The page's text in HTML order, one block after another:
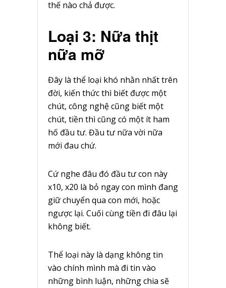
thế nào chả được.
Loại 3: Nữa thịt
nữa mỡ
Đây là thể loại khó nhằn nhất trên
đời, kiến thức thì biết được một
chút, công nghệ cũng biết một
chút, tiền thì cũng có một ít ham
hố đầu tư. Đầu tư nữa vời nữa
mới đau chứ.
Cứ nghe đâu đó đầu tư con này
x10, x20 là bỏ ngay con mình đang
giữ chuyển qua con mới, hoặc
ngược lại. Cuối cùng tiền đi đâu lại
không biết.
Thể loại này là dạng không tin
vào chính mình mà đi tin vào
những bình luận, những chia sẽ